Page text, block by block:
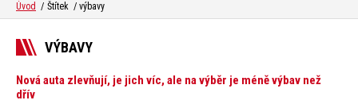
Úvod Štítek výbavy
VÝBAVY
Nová auta zlevňují, je jich víc, ale na výběr je méně výbav než
dřív